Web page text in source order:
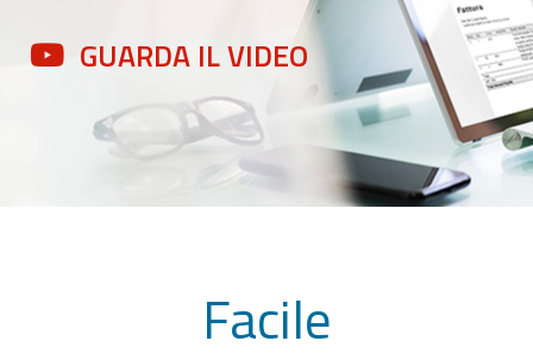
GUARDA IL VIDEO
Facile